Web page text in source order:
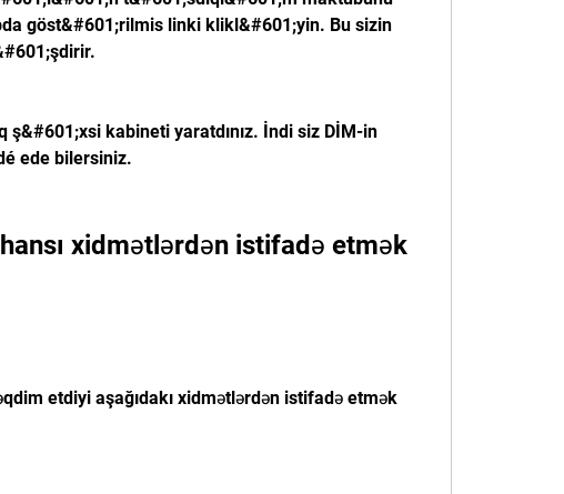
göst&#601;rilmis linki klikl&#601;yin. Bu sizin
ş&#601;xsi kabineti yaratdınız. İndi siz DİM-in
ede bilersiniz.
etdiyi aşağıdakı xidmətlərdən istifadə etmək